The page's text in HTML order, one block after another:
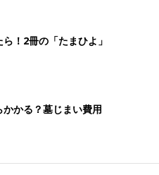
！2冊の「たまひよ」
かる？墓じまい費用